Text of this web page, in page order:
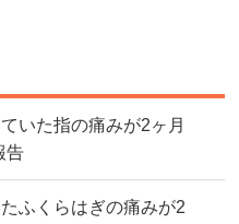
いた指の痛みが2ヶ月
告
ふくらはぎの痛みが2